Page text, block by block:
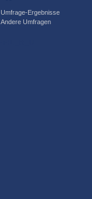
Umfrage-Ergebnisse
Andere Umfragen